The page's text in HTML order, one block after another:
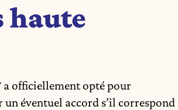
haute
a officiellement opté pour
éventuel accord s’il correspond